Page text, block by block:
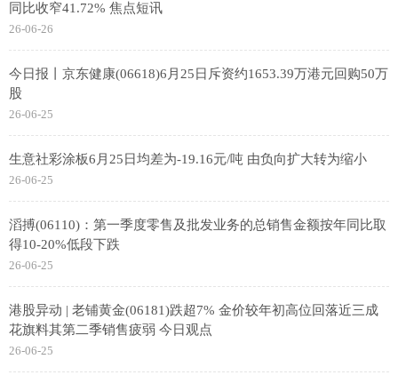
同比收窄41.72% 焦点短讯
26-06-26
今日报丨京东健康(06618)6月25日斥资约1653.39万港元回购50万
股
26-06-25
生意社彩涂板6月25日均差为-19.16元/吨 由负向扩大转为缩小
26-06-25
滔搏(06110)：第一季度零售及批发业务的总销售金额按年同比取
得10-20%低段下跌
26-06-25
港股异动 | 老铺黄金(06181)跌超7% 金价较年初高位回落近三成
花旗料其第二季销售疲弱 今日观点
26-06-25